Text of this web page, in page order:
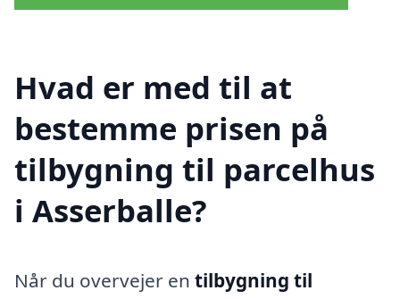
Hvad er med til at
bestemme prisen på
tilbygning til parcelhus
i Asserballe?
Når du overvejer en tilbygning til